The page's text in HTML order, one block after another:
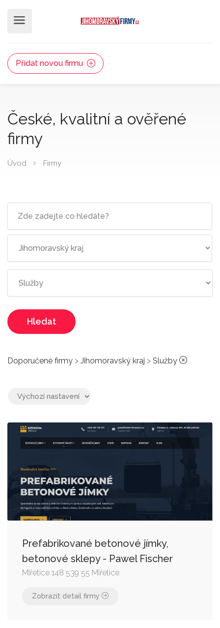
Přidat novou firmu
České, kvalitní a ověřené
firmy
Úvod Firmy
Hledat
Doporučené firmy > Jihomoravský kraj > Služby
Prefabrikované betonové jímky,
betonové sklepy - Pawel Fischer
Miřetice 148 539 55 Miřetice
Zobrazit detail firmy